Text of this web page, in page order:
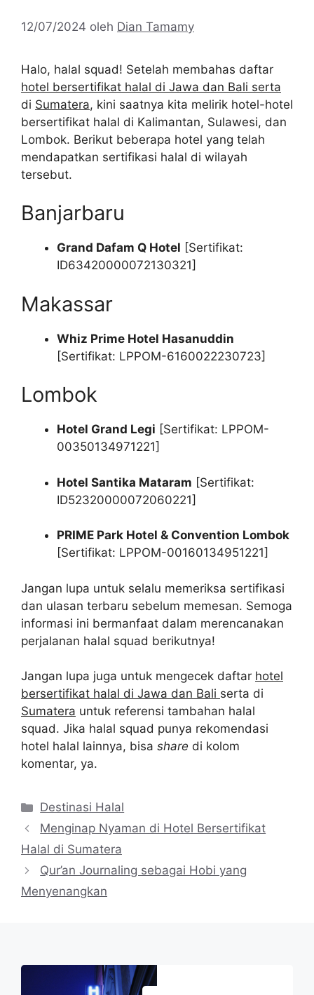
12/07/2024 oleh Dian Tamamy
Halo, halal squad! Setelah membahas daftar
hotel bersertifikat halal di Jawa dan Bali serta
di Sumatera, kini saatnya kita melirik hotel-hotel
bersertifikat halal di Kalimantan, Sulawesi, dan
Lombok. Berikut beberapa hotel yang telah
mendapatkan sertifikasi halal di wilayah
tersebut.
Banjarbaru
Grand Dafam Q Hotel [Sertifikat:
ID63420000072130321]
Makassar
Whiz Prime Hotel Hasanuddin
[Sertifikat: LPPOM-6160022230723]
Lombok
Hotel Grand Legi [Sertifikat: LPPOM-
00350134971221]
Hotel Santika Mataram [Sertifikat:
ID52320000072060221]
PRIME Park Hotel & Convention Lombok
[Sertifikat: LPPOM-00160134951221]
Jangan lupa untuk selalu memeriksa sertifikasi
dan ulasan terbaru sebelum memesan. Semoga
informasi ini bermanfaat dalam merencanakan
perjalanan halal squad berikutnya!
Jangan lupa juga untuk mengecek daftar hotel
bersertifikat halal di Jawa dan Bali serta di
Sumatera untuk referensi tambahan halal
squad. Jika halal squad punya rekomendasi
hotel halal lainnya, bisa share di kolom
komentar, ya.
Kategori
Destinasi Halal
Menginap Nyaman di Hotel Bersertifikat
Halal di Sumatera
Qur’an Journaling sebagai Hobi yang
Menyenangkan